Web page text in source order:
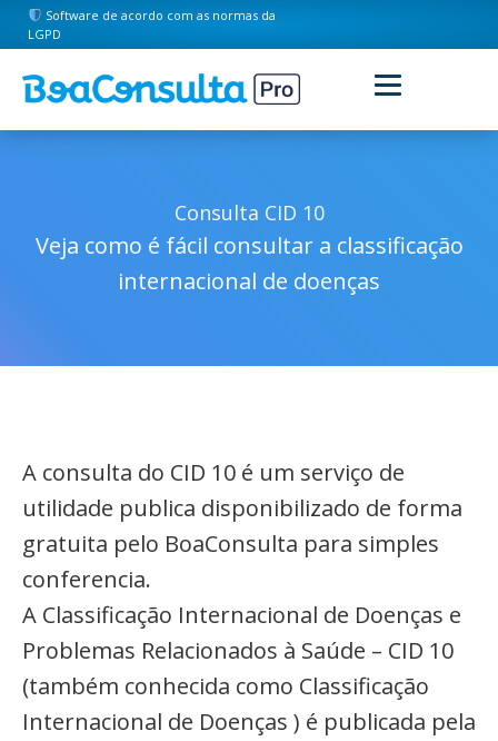
Software de acordo com as normas da
LGPD
Consulta CID 10
Veja como é fácil consultar a classificação
internacional de doenças
A consulta do CID 10 é um serviço de
utilidade publica disponibilizado de forma
gratuita pelo BoaConsulta para simples
conferencia.
A Classificação Internacional de Doenças e
Problemas Relacionados à Saúde – CID 10
(também conhecida como Classificação
Internacional de Doenças ) é publicada pela